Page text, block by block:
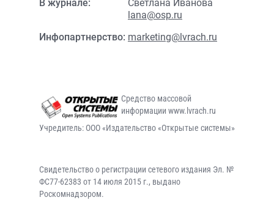
В журнале:
Светлана Иванова
lana@osp.ru
Инфопартнерство: marketing@lvrach.ru
Средство массовой
информации www.lvrach.ru
Учредитель: ООО «Издательство «Открытые системы»
Свидетельство о регистрации сетевого издания Эл. №
ФС77-62383 от 14 июля 2015 г., выдано
Роскомнадзором.